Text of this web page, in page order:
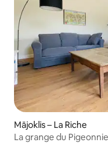
Mājoklis – La Riche
La grange du